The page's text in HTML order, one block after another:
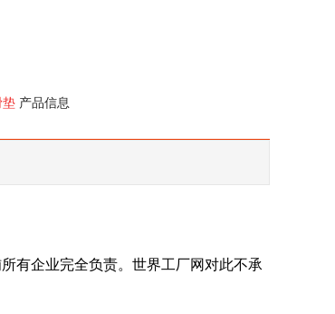
垫 产品信息
有企业完全负责。世界工厂网对此不承